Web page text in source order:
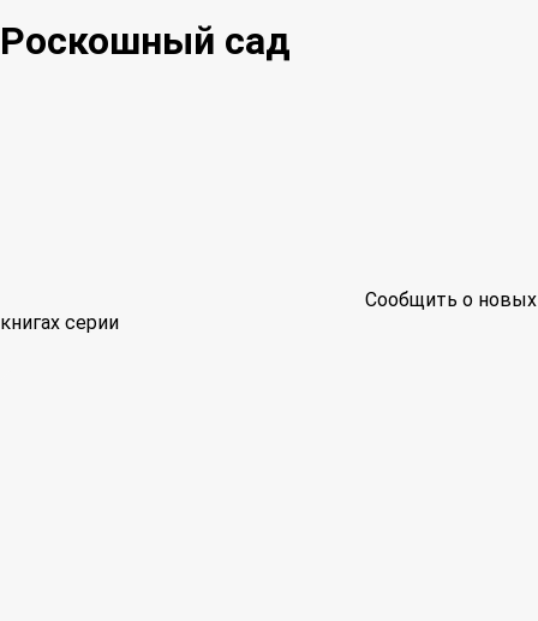
Роскошный сад
Сообщить о новых
книгах серии